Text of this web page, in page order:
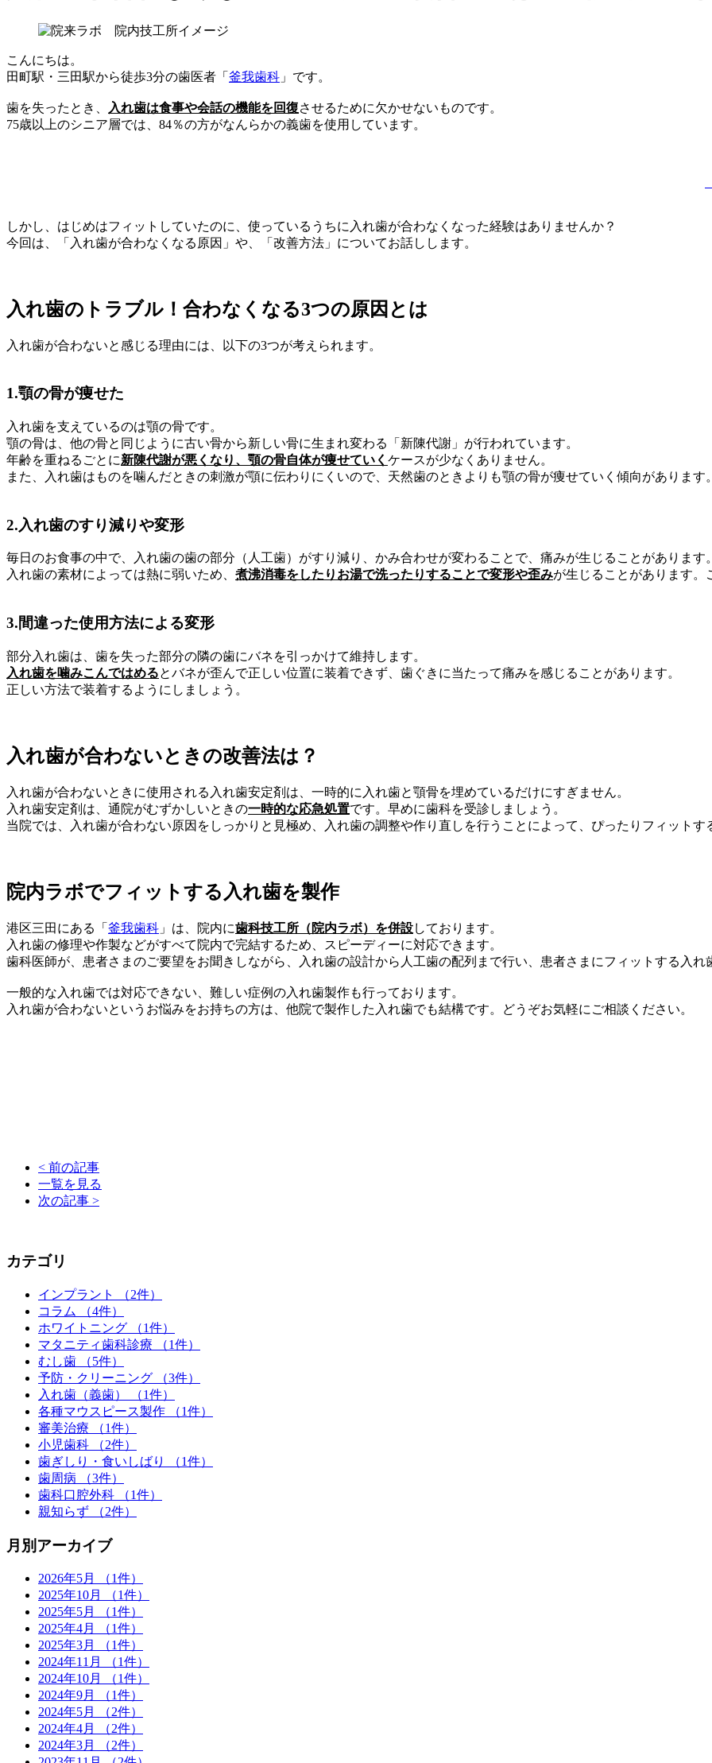
こんにちは。
田町駅・三田駅から徒歩3分の歯医者「 釜我歯科 」です。
歯を失ったとき、 入れ歯は食事や会話の機能を回復させるために欠かせないものです。
75歳以上のシニア層では、84％の方がなんらかの義歯を使用しています。
しかし、はじめはフィットしていたのに、使っているうちに入れ歯が合わなくなった経験はありませんか？
今回は、「入れ歯が合わなくなる原因」や、「改善方法」についてお話しします。
入れ歯のトラブル！合わなくなる3つの原因とは
入れ歯が合わないと感じる理由には、以下の3つが考えられます。
1.顎の骨が痩せた
入れ歯を支えているのは顎の骨です。
顎の骨は、他の骨と同じように古い骨から新しい骨に生まれ変わる「新陳代謝」が行われています。
年齢を重ねるごとに新陳代謝が悪くなり、顎の骨自体が痩せていく ケースが少なくありません。
また、入れ歯はものを噛んだときの刺激が顎に伝わりにくいので、天然歯のときよりも顎の骨が痩せていく傾向があります。
2.入れ歯のすり減りや変形
毎日のお食事の中で、入れ歯の歯の部分（人工歯）がすり減り、かみ合わせが変わることで、痛みが生じることがあります。
入れ歯の素材によっては熱に弱いため、 煮沸消毒をしたりお湯で洗ったりすることで変形や歪みが生じることがあります。
3.間違った使用方法による変形
部分入れ歯は、歯を失った部分の隣の歯にバネを引っかけて維持します。
入れ歯を噛みこんではめるとバネが歪んで正しい位置に装着できず、歯ぐきに当たって痛みを感じることがあります。
正しい方法で装着するようにしましょう。
入れ歯が合わないときの改善法は？
入れ歯が合わないときに使用される入れ歯安定剤は、一時的に入れ歯と顎骨を埋めているだけにすぎません。
入れ歯安定剤は、通院がむずかしいときの一時的な応急処置です。早めに歯科を受診しましょう。
当院では、入れ歯が合わない原因をしっかりと見極め、入れ歯の調整や作り直しを行うことによって、ぴったりフィットす
院内ラボでフィットする入れ歯を製作
港区三田にある「 釜我歯科 」は、院内に歯科技工所（院内ラボ）を併設しております。
入れ歯の修理や作製などがすべて院内で完結するため、スピーディーに対応できます。
歯科医師が、患者さまのご要望をお聞きしながら、入れ歯の設計から人工歯の配列まで行い、患者さまにフィットする入れ
一般的な入れ歯では対応できない、難しい症例の入れ歯製作も行っております。
入れ歯が合わないというお悩みをお持ちの方は、他院で製作した入れ歯でも結構です。どうぞお気軽にご相談ください。
< 前の記事
一覧を見る
次の記事 >
カテゴリ
インプラント （2件）
コラム （4件）
ホワイトニング （1件）
マタニティ歯科診療 （1件）
むし歯 （5件）
予防・クリーニング （3件）
入れ歯（義歯） （1件）
各種マウスピース製作 （1件）
審美治療 （1件）
小児歯科 （2件）
歯ぎしり・食いしばり （1件）
歯周病 （3件）
歯科口腔外科 （1件）
親知らず （2件）
月別アーカイブ
2026年5月 （1件）
2025年10月 （1件）
2025年5月 （1件）
2025年4月 （1件）
2025年3月 （1件）
2024年11月 （1件）
2024年10月 （1件）
2024年9月 （1件）
2024年5月 （2件）
2024年4月 （2件）
2024年3月 （2件）